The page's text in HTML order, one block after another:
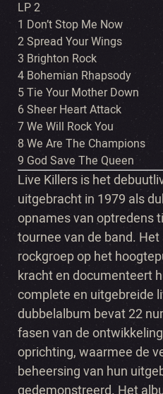
LP 2
1 Don’t Stop Me Now
2 Spread Your Wings
3 Brighton Rock
4 Bohemian Rhapsody
5 Tie Your Mother Down
6 Sheer Heart Attack
7 We Will Rock You
8 We Are The Champions
9 God Save The Queen
Live Killers is het
uitgebracht in 1979 als
opnames van optredens
tournee van de band.
rockgroep op het
kracht en documenteert
complete en uitgebreide
dubbelalbum bevat 22
fasen van de
oprichting, waarmee de
beheersing van hun